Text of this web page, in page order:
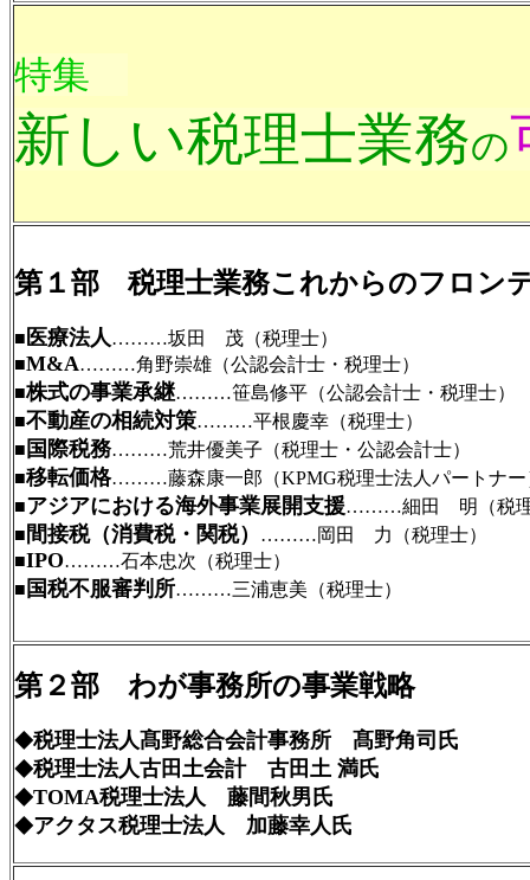
特集
新しい税理士業務の
第１部 税理士業務これからのフロン
■ 医療法人………坂田 茂（税理士）
■M&A………角野崇雄（公認会計士・税理士）
■株式の事業承継………笹島修平（公認会計士・税理士）
■不動産の相続対策………平根慶幸（税理士）
■ 国際税務………荒井優美子（税理士・公認会計士）
■移転価格………藤森康一郎（KPMG税理士法人パートナー
■アジアにおける海外事業展開支援………細田 明（税
■ 間接税（消費税・関税）
………岡田 力（税理士）
■IPO………石本忠次（税理士）
■ 国税不服審判所………三浦恵美（税理士）
第２部 わが事務所の事業戦略
◆税理士法人髙野総合会計事務所 髙野角司氏
◆税理士法人古田土会計 古田土 満氏
◆TOMA税理士法人 藤間秋男氏
◆アクタス税理士法人 加藤幸人氏